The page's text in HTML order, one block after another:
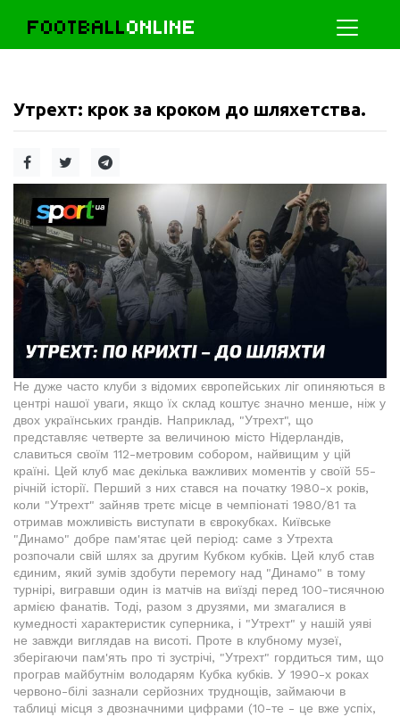
FOOTBALLONLINE
Утрехт: крок за кроком до шляхетства.
Не дуже часто клуби з відомих європейських ліг опиняються в
центрі нашої уваги, якщо їх склад коштує значно менше, ніж у
двох українських грандів. Наприклад, "Утрехт", що
представляє четверте за величиною місто Нідерландів,
славиться своїм 112-метровим собором, найвищим у цій
країні. Цей клуб має декілька важливих моментів у своїй 55-
річній історії. Перший з них стався на початку 1980-х років,
коли "Утрехт" зайняв третє місце в чемпіонаті 1980/81 та
отримав можливість виступати в єврокубках. Київське
"Динамо" добре пам'ятає цей період: саме з Утрехта
розпочали свій шлях за другим Кубком кубків. Цей клуб став
єдиним, який зумів здобути перемогу над "Динамо" в тому
турнірі, вигравши один із матчів на виїзді перед 100-тисячною
армією фанатів. Тоді, разом з друзями, ми змагалися в
кумедності характеристик суперника, і "Утрехт" у нашій уяві
не завжди виглядав на висоті. Проте в клубному музеї,
зберігаючи пам'ять про ті зустрічі, "Утрехт" гордиться тим, що
програв майбутнім володарям Кубка кубків. У 1990-х роках
червоно-білі зазнали серйозних труднощів, займаючи в
таблиці місця з двозначними цифрами (10-те - це вже успіх,